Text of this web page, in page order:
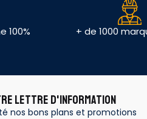
100%
+ de 1000
LETTRE D'INFORMATION
nos bons plans et promotions